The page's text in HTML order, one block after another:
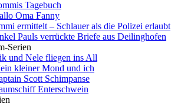
Tagebuch
Oma Fanny
ermittelt – Schlauer als die Polizei erlaubt
Pauls verrückte Briefe aus Deilinghofen
Serien
und Nele fliegen ins All
kleiner Mond und ich
Scott Schimpanse
Enterschwein